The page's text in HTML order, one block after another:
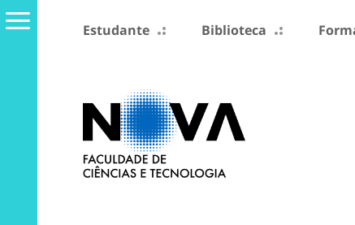
Estudante Biblioteca